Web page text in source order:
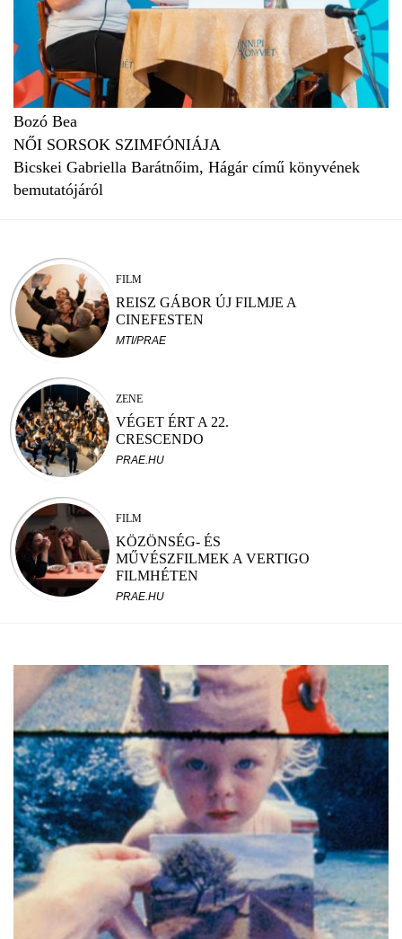
Bozó Bea
NŐI SORSOK SZIMFÓNIÁJA
Bicskei Gabriella Barátnőim, Hágár című könyvének
bemutatójáról
FILM
REISZ GÁBOR ÚJ FILMJE A
CINEFESTEN
MTI/PRAE
ZENE
VÉGET ÉRT A 22.
CRESCENDO
PRAE.HU
FILM
KÖZÖNSÉG- ÉS
MŰVÉSZFILMEK A VERTIGO
FILMHÉTEN
PRAE.HU